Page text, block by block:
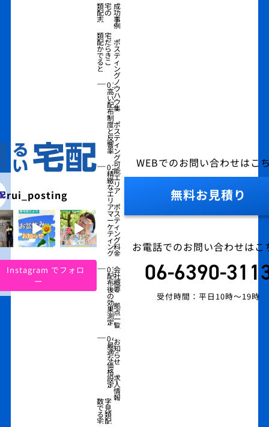
rui_posting
Instagram でフォロ
ー
類宅
配の
志
類宅
配だ
から
でき
るこ
と
―01
高
い
配
布
制
度
と
反
響
率
―02
精
緻
な
エ
リ
ア
マ
ー
ケ
テ
ィ
ン
グ
―03
配
布
後
の
効
果
測
定
―04
最
適
な
価
格
設
定
数字
で見
る類
宅配
成
功
事
例
ポ
ス
テ
ィ
ン
グ
ノ
ウ
ハ
ウ
集
ポ
ス
テ
ィ
ン
グ
可
能
エ
リ
ア
ポ
ス
テ
ィ
ン
グ
料
金
会
社
概
要
拠
点
一
覧
お
知
ら
せ
求
人
情
報
WEBでのお問い合わせはこ
無料お見積り
お電話でのお問い合わせはこ
06-6390-
受付時間：平日10時～19時